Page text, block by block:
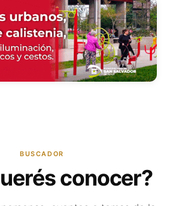
BUSCADOR
conocer?